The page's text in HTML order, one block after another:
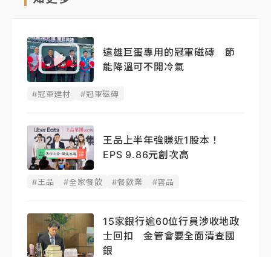
遠雄巨蛋專用的冠軍磁磚 節
能降溫可不開冷氣
#冠軍建材 #冠軍磁磚
王品上半年強賺近1股本！
EPS 9.86元創次高
#王品 #全家餐飲 #餐飲業 #雲品
15家銀行逾60位行員涉收地政
士回扣 金管會要全面清查國
銀